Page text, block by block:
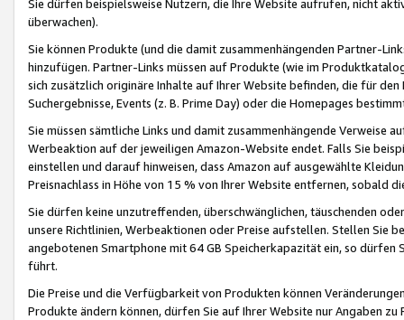
Sie dürfen beispielsweise Nutzern, die Ihre Website aufrufen, nicht
überwachen).
Sie können Produkte (und die damit zusammenhängenden Partner-
hinzufügen. Partner-Links müssen auf Produkte (wie im
sich zusätzlich originäre Inhalte auf Ihrer Website befinden, die für
Suchergebnisse, Events (z. B. Prime Day) oder die Homepages
Sie müssen sämtliche Links und damit zusammenhängende
Werbeaktion auf der jeweiligen Amazon-Website endet. Falls Sie
einstellen und darauf hinweisen, dass Amazon auf ausgewählte
Preisnachlass in Höhe von 15 % von Ihrer Website entfernen, sobald
Sie dürfen keine unzutreffenden, überschwänglichen, täuschenden
unsere Richtlinien, Werbeaktionen oder Preise aufstellen. Stellen Sie
angebotenen Smartphone mit 64 GB Speicherkapazität ein, so dürfen
führt.
Die Preise und die Verfügbarkeit von Produkten können
Produkte ändern können, dürfen Sie auf Ihrer Website nur Angaben